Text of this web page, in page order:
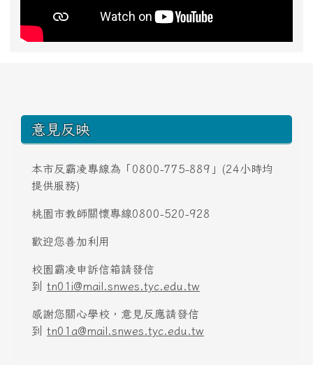
頁尾區域內容
意見反映
本市反霸凌專線為「0800-775-889」(24小時均
提供服務)
桃園市教師關懷專線0800-520-928
歡迎您善加利用
校園霸凌申訴信箱請發信
到 tn01i@mail.snwes.tyc.edu.tw
感謝您關心學校，意見反應請發信
到 tn01a@mail.snwes.tyc.edu.tw